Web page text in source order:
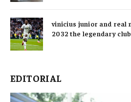
vinicius junior and real
2032 the legendary
EDITORIAL